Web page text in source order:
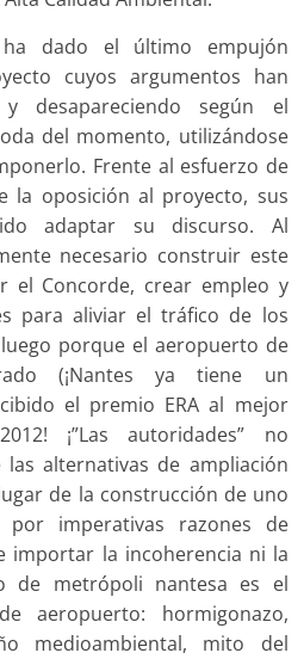
dado el último empujón
cuyos argumentos han
desapareciendo según el
del momento, utilizándose
Frente al esfuerzo de
la oposición al proyecto, sus
adaptar su discurso. Al
necesario construir este
el Concorde, crear empleo y
para aliviar el tráfico de los
porque el aeropuerto de
(¡Nantes ya tiene un
el premio ERA al mejor
¡”Las autoridades” no
alternativas de ampliación
de la construcción de uno
imperativas razones de
importar la incoherencia ni la
de metrópoli nantesa es el
aeropuerto: hormigonazo,
medioambiental, mito del